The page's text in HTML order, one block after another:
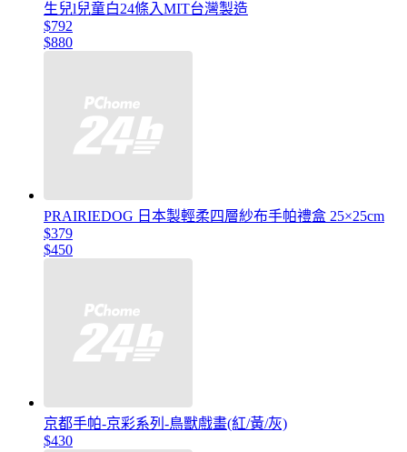
生兒l兒童白24條入MIT台灣製造
$792
$880
PRAIRIEDOG 日本製輕柔四層紗布手帕禮盒 25×25cm
$379
$450
京都手帕-京彩系列-鳥獸戲畫(紅/黃/灰)
$430